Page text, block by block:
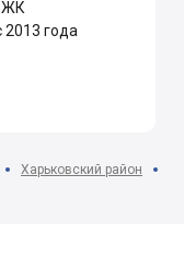
ЖК
года
Харьковский район